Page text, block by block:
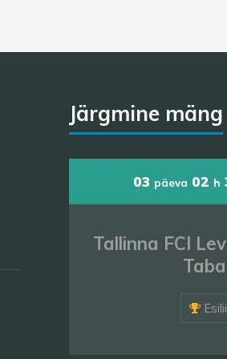
Järgmine mäng
03 päeva 02 h
Tallinna FCI